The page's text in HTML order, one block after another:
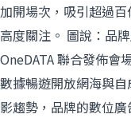
加開場次，吸引超過
高度關注。 圖說：品
OneDATA 聯合發佈會
數據暢遊開放網海與
影趨勢，品牌的數位